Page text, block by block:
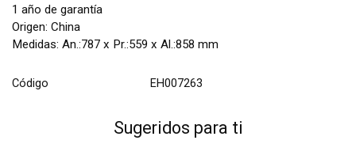
1 año de garantía
Origen: China
Medidas: An.:787 x Pr.:559 x Al.:858 mm
Código EH007263
Sugeridos para ti